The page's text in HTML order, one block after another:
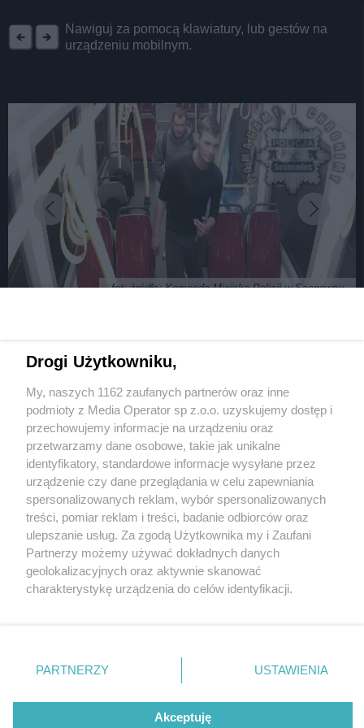
Nawiguj za pomocą klawiatury, lub gestów na
urządzeniu mobilnym.
fot: źródło: Komenda Miejska Policji w Sosnowcu
Rozpoznajecie podejrzewanych?
1 / 2
Sosnowiec. Poszukiwani za
zniszczenie 8 samochodów i
pergoli. 14 maja 2025.
Wydawca mediów lokalnych
Nie zapomnij
zapoznać się z:
polityką prywatności
Twojemiasto
Piekary Śląskie
Chorzów
Tarnowskie Góry
Gliwice
Skontakuj sięz nami
Kontakt
Redakcja
Newsletter
Drogi Użytkowniku,
My, naszych 1162 zaufanych partnerów oraz inne
podmioty z Media Operator sp z.o.o. uzyskujemy dostęp i
przechowujemy informacje na urządzeniu oraz
przetwarzamy dane osobowe, takie jak unikalne
identyfikatory, standardowe informacje wysyłane przez
urządzenie czy dane przeglądania w celu zapewniania
spersonalizowanych reklam, wybór spersonalizowanych
treści, pomiar reklam i treści, badanie odbiorców oraz
ulepszanie usług. Za zgodą Użytkownika my i Zaufani
Partnerzy możemy używać dokładnych danych
geolokalizacyjnych oraz aktywnie skanować
charakterystykę urządzenia do celów identyfikacji.
zmienić/wycofać klikając przycisk ustawień prywatności
znajdujący się w lewym dolnym rogu strony
rodzaje przetwarzania danych nie wymagają zgody
użytkownika, ale masz prawo sprzeciwić się takiemu
PARTNERZY USTAWIENIA
Akceptuję